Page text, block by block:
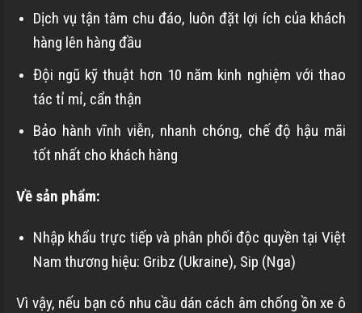
Dịch vụ tận tâm chu đáo, luôn đặt lợi ích của khách
hàng lên hàng đầu
Đội ngũ kỹ thuật hơn 10 năm kinh nghiệm với thao
tác tỉ mỉ, cẩn thận
Bảo hành vĩnh viễn, nhanh chóng, chế độ hậu mãi
tốt nhất cho khách hàng
Về sản phẩm:
Nhập khẩu trực tiếp và phân phối độc quyền tại Việt
Nam thương hiệu: Gribz (Ukraine), Sip (Nga)
Vì vậy, nếu bạn có nhu cầu dán cách âm chống ồn xe ô